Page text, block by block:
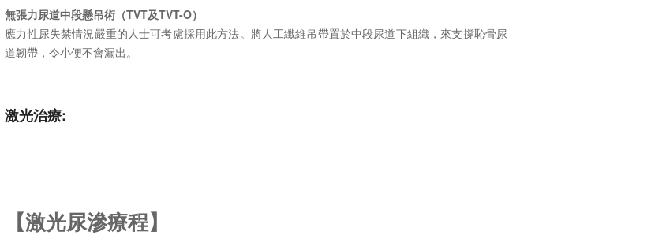
無張力尿道中段懸吊術（TVT及TVT-O）
應力性尿失禁情況嚴重的人士可考慮採用此方法。將人工纖維吊帶置於中段尿道下組織，來支撐恥骨尿
道韌帶，令小便不會漏出。
激光治療:
【激光尿滲療程】